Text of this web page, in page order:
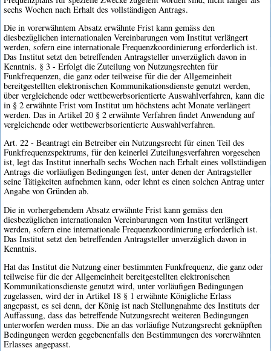
sechs Wochen nach Erhalt des vollständigen Antrags.
Die in vorerwähntem Absatz erwähnte Frist kann gemäss den
diesbezüglichen internationalen Vereinbarungen vom Institut verlängert
werden, sofern eine internationale Frequenzkoordinierung erforderlich ist.
Das Institut setzt den betreffenden Antragsteller unverzüglich davon in
Kenntnis. § 3 - Erfolgt die Zuteilung von Nutzungsrechten für
Funkfrequenzen, die ganz oder teilweise für die der Allgemeinheit
bereitgestellten elektronischen Kommunikationsdienste genutzt werden,
über vergleichende oder wettbewerbsorientierte Auswahlverfahren, kann die
in § 2 erwähnte Frist vom Institut um höchstens acht Monate verlängert
werden. Das in Artikel 20 § 2 erwähnte Verfahren findet Anwendung auf
vergleichende oder wettbewerbsorientierte Auswahlverfahren.
Art. 22 - Beantragt ein Betreiber ein Nutzungsrecht für einen Teil des
Funkfrequenzspektrums, für den keinerlei Zuteilungsverfahren vorgesehen
ist, legt das Institut innerhalb sechs Wochen nach Erhalt eines vollständigen
Antrags die vorläufigen Bedingungen fest, unter denen der Antragsteller
seine Tätigkeiten aufnehmen kann, oder lehnt es einen solchen Antrag unter
Angabe von Gründen ab.
Die in vorhergehendem Absatz erwähnte Frist kann gemäss den
diesbezüglichen internationalen Vereinbarungen vom Institut verlängert
werden, sofern eine internationale Frequenzkoordinierung erforderlich ist.
Das Institut setzt den betreffenden Antragsteller unverzüglich davon in
Kenntnis.
Hat das Institut die Nutzung einer bestimmten Funkfrequenz, die ganz oder
teilweise für die der Allgemeinheit bereitgestellten elektronischen
Kommunikationsdienste genutzt wird, unter vorläufigen Bedingungen
zugelassen, wird der in Artikel 18 § 1 erwähnte Königliche Erlass
angepasst, es sei denn, der König ist nach Stellungnahme des Instituts der
Auffassung, dass das betreffende Nutzungsrecht weiteren Bedingungen
unterworfen werden muss. Die an das vorläufige Nutzungsrecht geknüpften
Bedingungen werden gegebenenfalls den Bestimmungen des vorerwähnten
Erlasses angepasst.